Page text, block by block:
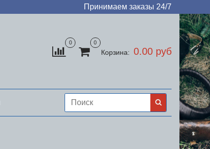
Принимаем заказы 24/7
0 0
Корзина: 0.00 руб